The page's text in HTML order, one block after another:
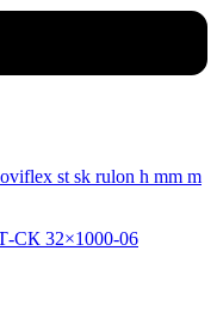
СК 32×1000-06